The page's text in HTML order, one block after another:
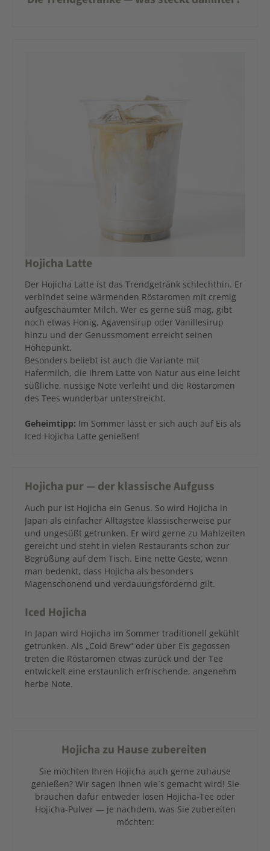
Hojicha Latte
Der Hojicha Latte ist das Trendgetränk schlechthin. Er
verbindet seine wärmenden Röstaromen mit cremig
aufgeschäumter Milch. Wer es gerne süß mag, gibt
noch etwas Honig, Agavensirup oder Vanillesirup
hinzu und der Genussmoment erreicht seinen
Höhepunkt.
Besonders beliebt ist auch die Variante mit
Hafermilch, die Ihrem Latte von Natur aus eine leicht
süßliche, nussige Note verleiht und die Röstaromen
des Tees wunderbar unterstreicht.
Geheimtipp: Im Sommer lässt er sich auch auf Eis als
Iced Hojicha Latte genießen!
Hojicha pur — der klassische Aufguss
Auch pur ist Hojicha ein Genus. So wird Hojicha in
Japan als einfacher Alltagstee klassischerweise pur
und ungesüßt getrunken. Er wird gerne zu Mahlzeiten
gereicht und steht in vielen Restaurants schon zur
Begrüßung auf dem Tisch. Eine nette Geste, wenn
man bedenkt, dass Hojicha als besonders
Magenschonend und verdauungsfördernd gilt.
Iced Hojicha
In Japan wird Hojicha im Sommer traditionell gekühlt
getrunken. Als „Cold Brew“ oder über Eis gegossen
treten die Röstaromen etwas zurück und der Tee
entwickelt eine erstaunlich erfrischende, angenehm
herbe Note.
Hojicha zu Hause zubereiten
Sie möchten Ihren Hojicha auch gerne zuhause
genießen? Wir sagen Ihnen wie´s gemacht wird! Sie
brauchen dafür entweder losen Hojicha-Tee oder
Hojicha-Pulver — je nachdem, was Sie zubereiten
möchten: